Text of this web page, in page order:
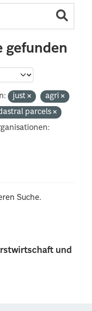
und
gefunden
just
agri
parcels
Suche.